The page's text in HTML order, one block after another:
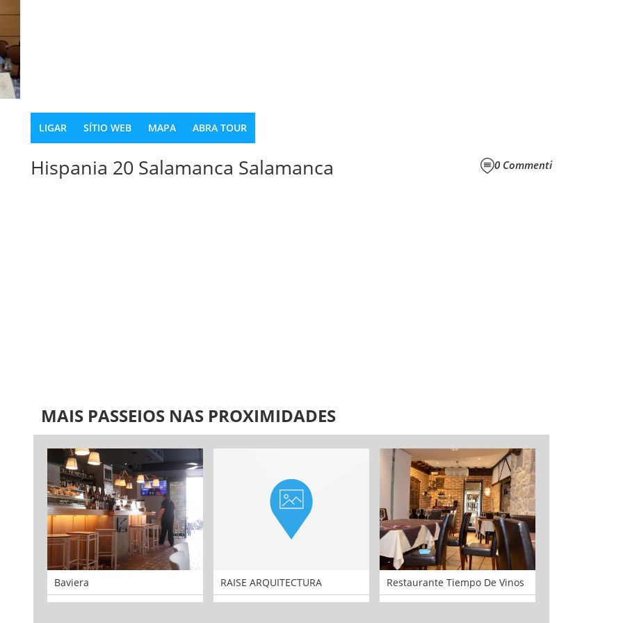
LIGAR SÍTIO WEB MAPA ABRA TOUR
0 Commenti
Hispania 20 Salamanca Salamanca
MAIS PASSEIOS NAS PROXIMIDADES
Baviera RAISE ARQUITECTURA Restaurante Tiempo De Vinos